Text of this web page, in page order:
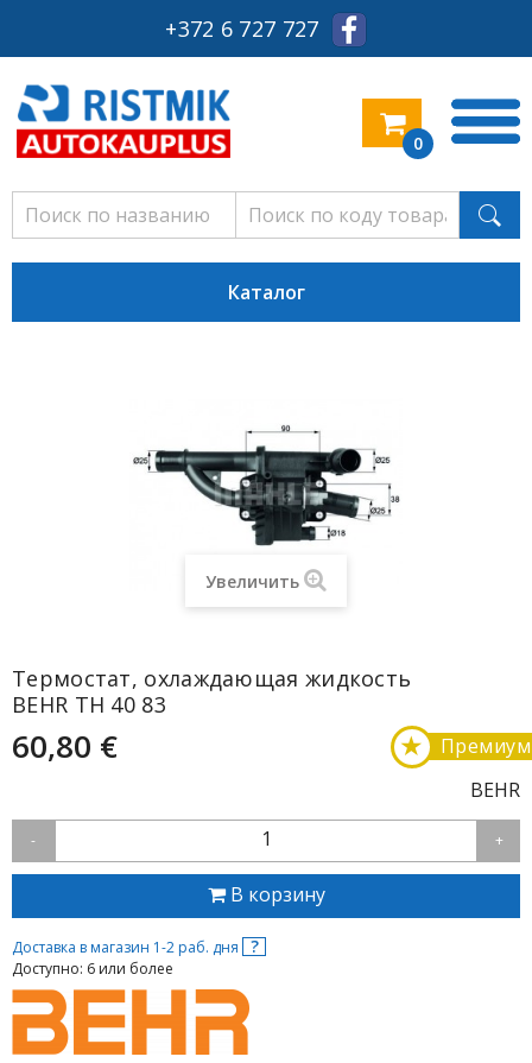
+372 6 727 727
0
Каталог
Увеличить
Термостат, охлаждающая жидкость
BEHR TH 40 83
60,80 € Премиум
★
BEHR
- 1 +
В корзину
Доставка в магазин 1-2 раб. дня ?
Доступно: 6 или более